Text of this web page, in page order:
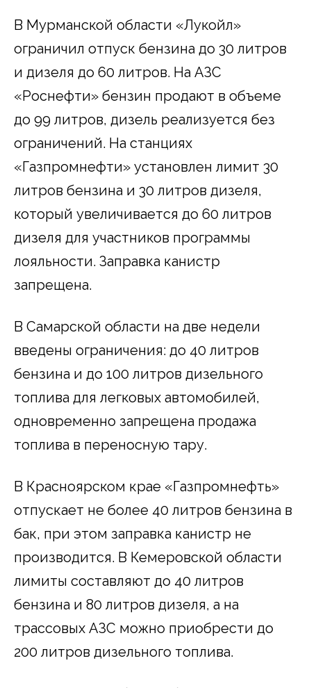
В Мурманской области «Лукойл»
ограничил отпуск бензина до 30 литров
и дизеля до 60 литров. На АЗС
«Роснефти» бензин продают в объеме
до 99 литров, дизель реализуется без
ограничений. На станциях
«Газпромнефти» установлен лимит 30
литров бензина и 30 литров дизеля,
который увеличивается до 60 литров
дизеля для участников программы
лояльности. Заправка канистр
запрещена.
В Самарской области на две недели
введены ограничения: до 40 литров
бензина и до 100 литров дизельного
топлива для легковых автомобилей,
одновременно запрещена продажа
топлива в переносную тару.
В Красноярском крае «Газпромнефть»
отпускает не более 40 литров бензина в
бак, при этом заправка канистр не
производится. В Кемеровской области
лимиты составляют до 40 литров
бензина и 80 литров дизеля, а на
трассовых АЗС можно приобрести до
200 литров дизельного топлива.